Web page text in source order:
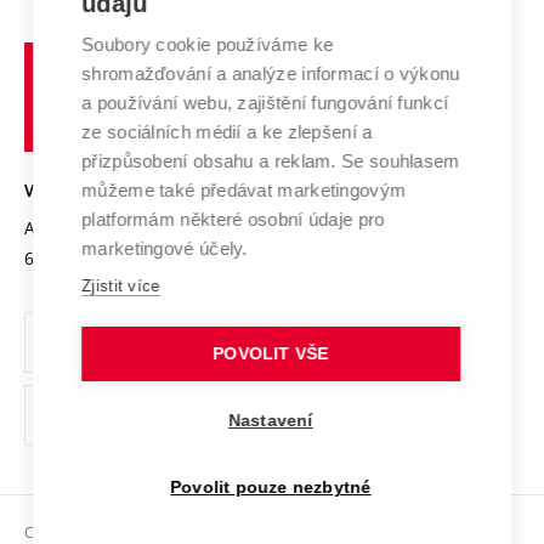
Systém zajišťování kvality výzkumu
Výzkumné infrastruktury
Transfer znalostí
Open Science
Projekty
Projekty ze strukturálních fondů
Specifický výzkum
Spolupráce se školami
Mezinárodní dohody
Univerzitní sítě
Profil univerzity
Udržitelná univerzita
Podnikavá univerzita / ContriBUTe
Bezpečná univerzita
Vyznamenání
Organizační struktura
Ochrana osobních údajů
odkaz)
Sociální bezpečí
učení
technické
Brně
VYSOKÉ UČENÍ TECHNICKÉ V BRNĚ
Antonínská 548/1
602 00 Brno
www.vut.cz
vut@vutbr.cz
Copyright © 2026 VUT
Soubory cookie používáme ke
shromažďování a analýze informací o výkonu
a používání webu, zajištění fungování funkcí
ze sociálních médií a ke zlepšení a
přizpůsobení obsahu a reklam. Se souhlasem
můžeme také předávat marketingovým
platformám některé osobní údaje pro
marketingové účely.
Zjistit více
POVOLIT VŠE
Nastavení
Povolit pouze nezbytné